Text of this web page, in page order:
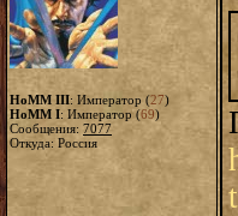
HoMM III: Император (27)
HoMM I: Император (69)
Сообщения: 7077
Откуда: Россия